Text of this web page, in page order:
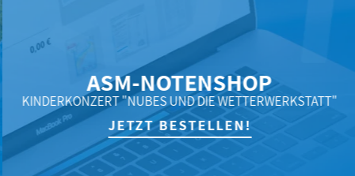
ASM-NOTENSHOP
KINDERKONZERT "NUBES UND DIE WETTERWERKSTATT"
JETZT BESTELLEN!